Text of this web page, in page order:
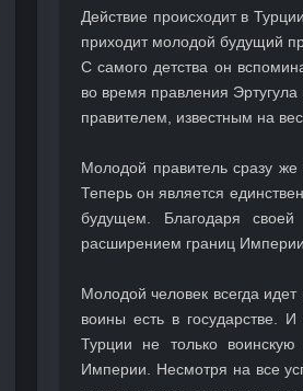
Действие происходит в
приходит молодой будущий
С самого детства он
во время правления
правителем, известным на
Молодой правитель сразу же
Теперь он является
будущем. Благодаря своей
расширением границ Империи.
Молодой человек всегда
воины есть в государстве.
Турции не только
Империи. Несмотря на все